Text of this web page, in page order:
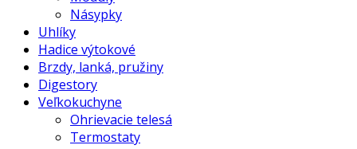
Násypky
Uhlíky
Hadice výtokové
Brzdy, lanká, pružiny
Digestory
Veľkokuchyne
Ohrievacie telesá
Termostaty